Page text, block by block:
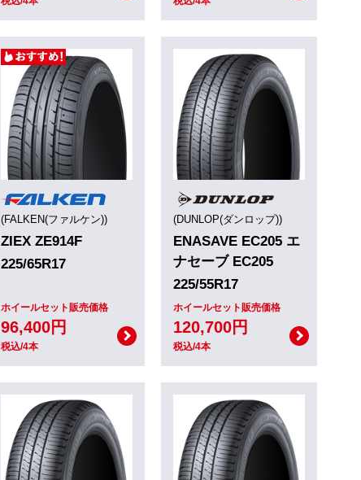
(FALKEN(ファルケン))
ZIEX ZE914F
225/65R17
ホイールセット販売価格
96,400円
税込/4本
(DUNLOP(ダンロップ))
ENASAVE EC205 エ
ナセーブ EC205
225/55R17
ホイールセット販売価格
120,700円
税込/4本